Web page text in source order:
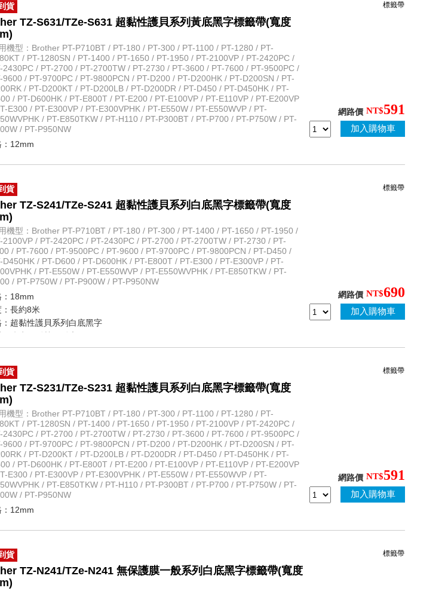
貨
TZ-S631/TZe-S631 超黏性護貝系列黃底黑字標籤帶(寬度
機型：Brother PT-P710BT / PT-180 / PT-300 / PT-1100 / PT-1280 / PT-
/ PT-1280SN / PT-1400 / PT-1650 / PT-1950 / PT-2100VP / PT-2420PC /
2430PC / PT-2700 / PT-2700TW / PT-2730 / PT-3600 / PT-7600 / PT-9500PC /
9600 / PT-9700PC / PT-9800PCN / PT-D200 / PT-D200HK / PT-D200SN / PT-
/ PT-D200KT / PT-D200LB / PT-D200DR / PT-D450 / PT-D450HK / PT-
/ PT-D600HK / PT-E800T / PT-E200 / PT-E100VP / PT-E110VP / PT-E200VP
E300 / PT-E300VP / PT-E300VPHK / PT-E550W / PT-E550WVP / PT-
/ PT-E850TKW / PT-H110 / PT-P300BT / PT-P700 / PT-P750W / PT-
/ PT-P950NW
12mm
防水、耐熱、耐磨
外線、化學藥品
司貨
標籤帶
網路價 NT$591
加入購物車
貨
TZ-S241/TZe-S241 超黏性護貝系列白底黑字標籤帶(寬度
機型：Brother PT-P710BT / PT-180 / PT-300 / PT-1400 / PT-1650 / PT-1950 /
2100VP / PT-2420PC / PT-2430PC / PT-2700 / PT-2700TW / PT-2730 / PT-
/ PT-7600 / PT-9500PC / PT-9600 / PT-9700PC / PT-9800PCN / PT-D450 /
D450HK / PT-D600 / PT-D600HK / PT-E800T / PT-E300 / PT-E300VP / PT-
/ PT-E550W / PT-E550WVP / PT-E550WVPHK / PT-E850TKW / PT-
/ PT-P750W / PT-P900W / PT-P950NW
18mm
長約8米
超黏性護貝系列白底黑字
外線、化學藥品
標籤帶
網路價 NT$690
加入購物車
貨
TZ-S231/TZe-S231 超黏性護貝系列白底黑字標籤帶(寬度
機型：Brother PT-P710BT / PT-180 / PT-300 / PT-1100 / PT-1280 / PT-
/ PT-1280SN / PT-1400 / PT-1650 / PT-1950 / PT-2100VP / PT-2420PC /
2430PC / PT-2700 / PT-2700TW / PT-2730 / PT-3600 / PT-7600 / PT-9500PC /
9600 / PT-9700PC / PT-9800PCN / PT-D200 / PT-D200HK / PT-D200SN / PT-
/ PT-D200KT / PT-D200LB / PT-D200DR / PT-D450 / PT-D450HK / PT-
/ PT-D600HK / PT-E800T / PT-E200 / PT-E100VP / PT-E110VP / PT-E200VP
E300 / PT-E300VP / PT-E300VPHK / PT-E550W / PT-E550WVP / PT-
/ PT-E850TKW / PT-H110 / PT-P300BT / PT-P700 / PT-P750W / PT-
/ PT-P950NW
12mm
防水、耐熱、耐磨
外線、化學藥品
司貨
標籤帶
網路價 NT$591
加入購物車
貨
TZ-N241/TZe-N241 無保護膜一般系列白底黑字標籤帶(寬度
標籤帶